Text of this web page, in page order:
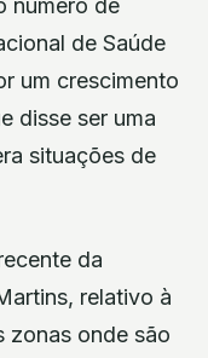
número de
de Saúde
um crescimento
disse ser uma
situações de
da
relativo à
zonas onde são